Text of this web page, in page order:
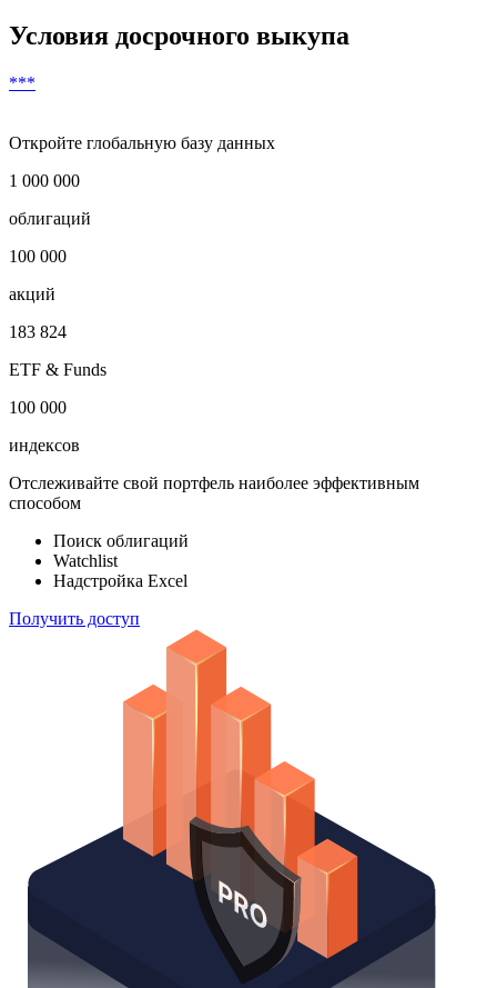
Условия досрочного выкупа
***
Откройте глобальную базу данных
1 000 000
облигаций
100 000
акций
183 824
ETF & Funds
100 000
индексов
Отслеживайте свой портфель наиболее эффективным
способом
Поиск облигаций
Watchlist
Надстройка Excel
Получить доступ